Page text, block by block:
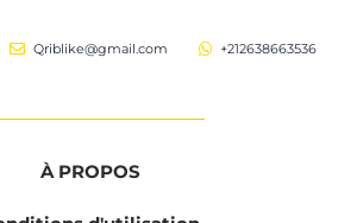
Qriblike@gmail.com +212638663536
À PROPOS